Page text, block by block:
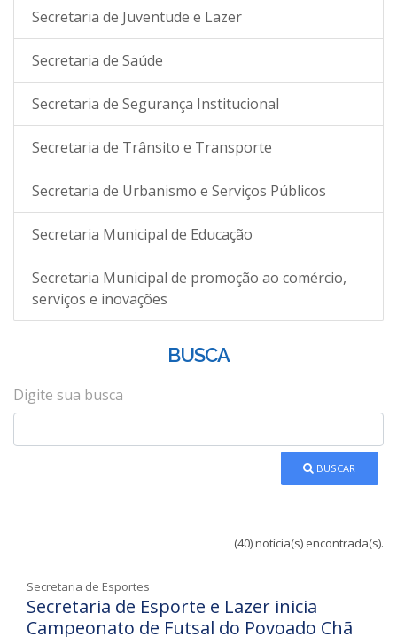
Secretaria de Juventude e Lazer
Secretaria de Saúde
Secretaria de Segurança Institucional
Secretaria de Trânsito e Transporte
Secretaria de Urbanismo e Serviços Públicos
Secretaria Municipal de Educação
Secretaria Municipal de promoção ao comércio,
serviços e inovações
BUSCA
Digite sua busca
BUSCAR
(40) notícia(s) encontrada(s).
Secretaria de Esportes
Secretaria de Esporte e Lazer inicia
Campeonato de Futsal do Povoado Chã